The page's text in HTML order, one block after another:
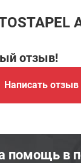
отзыв!
Написать отзыв
помощь в